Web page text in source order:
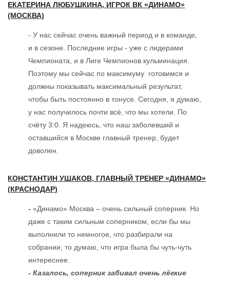
ЕКАТЕРИНА ЛЮБУШКИНА, ИГРОК ВК «ДИНАМО»
(МОСКВА)
- У нас сейчас очень важный период и в команде,
и в сезоне. Последние игры - уже с лидерами
Чемпионата, и в Лиге Чемпионов кульминация.
Поэтому мы сейчас по максимуму готовимся и
должны показывать максимальный результат,
чтобы быть постоянно в тонусе. Сегодня, я думаю,
у нас получилось почти всё, что мы хотели. По
счёту 3:0. Я надеюсь, что наш заболевший и
оставшийся в Москве главный тренер, будет
доволен.
КОНСТАНТИН УШАКОВ, ГЛАВНЫЙ ТРЕНЕР «ДИНАМО»
(КРАСНОДАР)
- «Динамо» Москва – очень сильный соперник. Но
даже с таким сильным соперником, если бы мы
выполнили то немногое, что разбирали на
собрании, то думаю, что игра была бы чуть-чуть
интереснее.
- Казалось, соперник забивал очень лёгкие